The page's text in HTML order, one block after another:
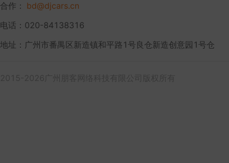
合作： bd@djcars.cn
电话：020-84138316
地址：广州市番禺区新造镇和平路1号良仓新造创意园1号仓